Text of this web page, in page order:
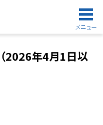
メニュー
（2026年4月1日以